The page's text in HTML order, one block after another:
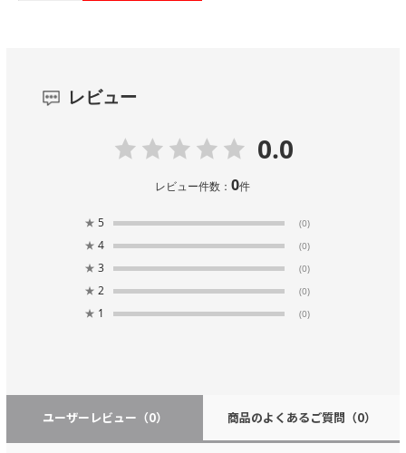
レビュー
0.0
レビュー件数：0件
★ 5 (0)
★ 4 (0)
★ 3 (0)
★ 2 (0)
★ 1 (0)
ユーザーレビュー （0） 商品のよくあるご質問 （0）